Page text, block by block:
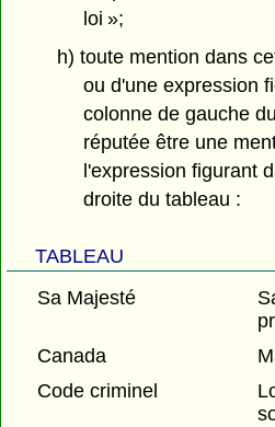
loi »;
h) toute mention dans
ou d'une expression
colonne de gauche
réputée être une
l'expression figurant
droite du tableau :
TABLEAU
Sa Majesté
Canada
Code criminel